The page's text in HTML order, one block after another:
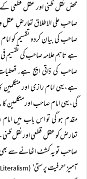
محض نقل ظنی اور عقل قطعی کے
صاحب علی الاطلاق تعارضِ عقل
صاحب کی بیان کردہ تقسیم کو امام
ہے تاہم علامہ صاحب کی تقسیم فی
صاحب کی ذاتی اپج
ہے،یہی امام رازی اور
گی،یہی امام صاحب اور
مقدم ہو گی تو اس باب میں
تعارض کو عقل قطعی اور نقل ظنی
صاحب تو یہ کشٹ اٹھانے سے
آمیز 'حرفیت پرستی' (Literalism )